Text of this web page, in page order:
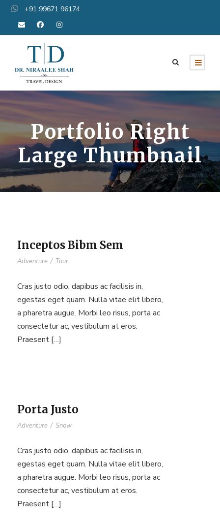
+91 99671 96174
Portfolio Right
Large Thumbnail
Inceptos Bibm Sem
Adventure / Tour
Cras justo odio, dapibus ac facilisis in,
egestas eget quam. Nulla vitae elit libero,
a pharetra augue. Morbi leo risus, porta ac
consectetur ac, vestibulum at eros.
Praesent […]
Porta Justo
Adventure / Snow
Cras justo odio, dapibus ac facilisis in,
egestas eget quam. Nulla vitae elit libero,
a pharetra augue. Morbi leo risus, porta ac
consectetur ac, vestibulum at eros.
Praesent […]